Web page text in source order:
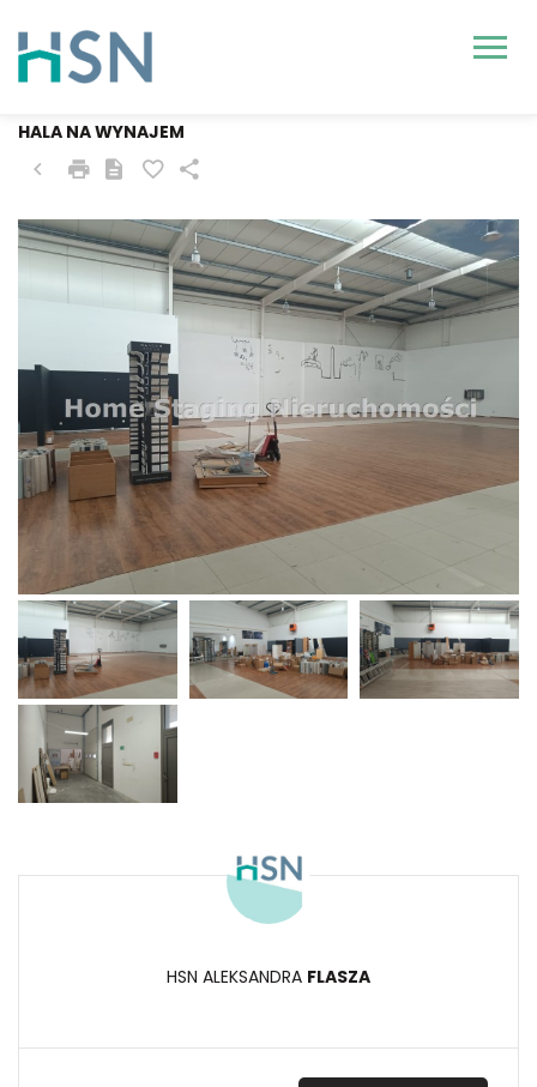
SZCZECIN, POMORZANY
HALA NA WYNAJEM
HSN ALEKSANDRA FLASZA